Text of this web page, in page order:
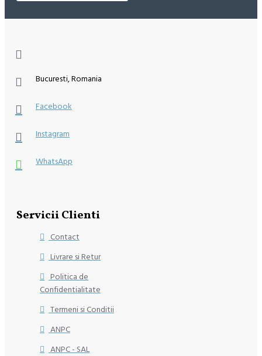
Bucuresti, Romania
Facebook
Instagram
WhatsApp
Servicii Clienti
Contact
Livrare si Retur
Politica de
Confidentialitate
Termeni si Conditii
ANPC
ANPC - SAL